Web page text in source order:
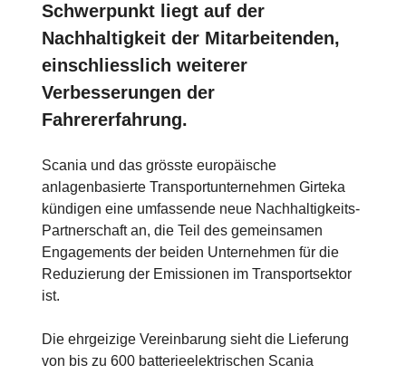
Schwerpunkt liegt auf der
Nachhaltigkeit der Mitarbeitenden,
einschliesslich weiterer
Verbesserungen der
Fahrererfahrung.
Scania und das grösste europäische
anlagenbasierte Transportunternehmen Girteka
kündigen eine umfassende neue Nachhaltigkeits-
Partnerschaft an, die Teil des gemeinsamen
Engagements der beiden Unternehmen für die
Reduzierung der Emissionen im Transportsektor
ist.
Die ehrgeizige Vereinbarung sieht die Lieferung
von bis zu 600 batterieelektrischen Scania